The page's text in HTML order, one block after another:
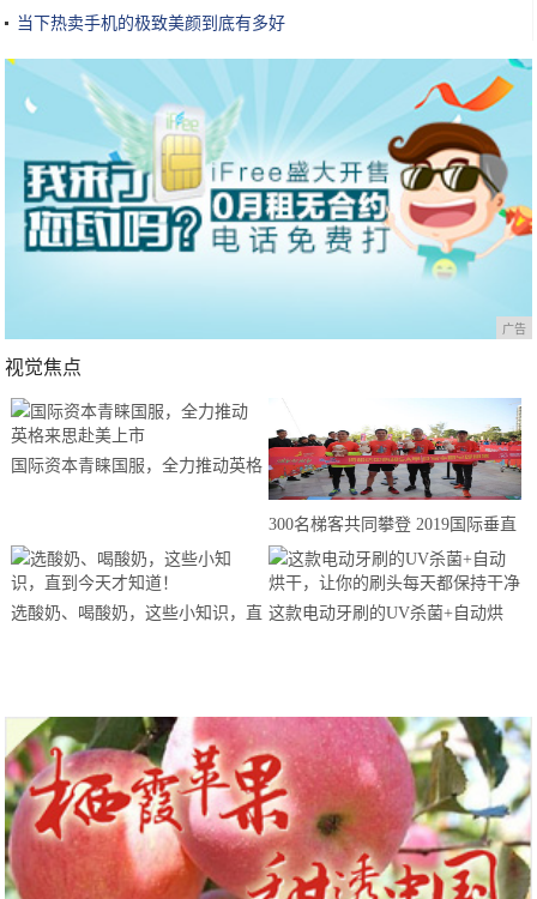
当下热卖手机的极致美颜到底有多好
广告
视觉焦点
国际资本青睐国服，全力推动英格
300名梯客共同攀登 2019国际垂直
马拉松超级精英赛顺德海骏达中心
站欢乐开跑
选酸奶、喝酸奶，这些小知识，直 这款电动牙刷的UV杀菌+自动烘